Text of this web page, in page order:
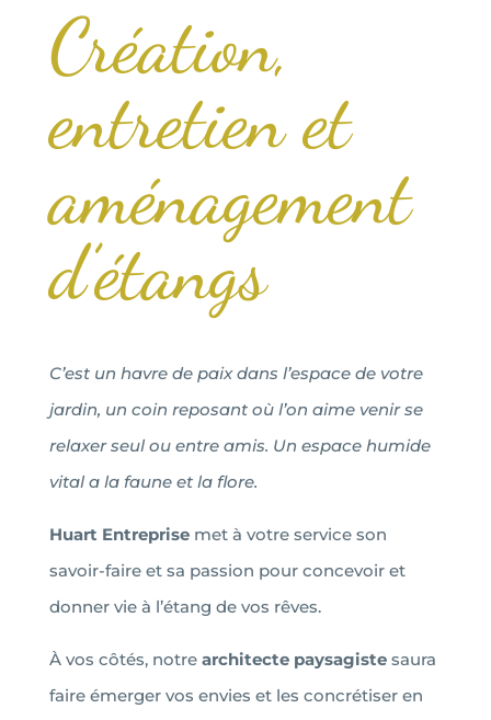
Création,
entretien et
aménagement
d’étangs
C’est un havre de paix dans l’espace de votre
jardin, un coin reposant où l’on aime venir se
relaxer seul ou entre amis. Un espace humide
vital a la faune et la flore.
Huart Entreprisemet à votre service son
savoir-faire et sa passion pour concevoir et
donner vie à l’étang de vos rêves.
À vos côtés, notrearchitecte paysagistesaura
faire émerger vos envies et les concrétiser en